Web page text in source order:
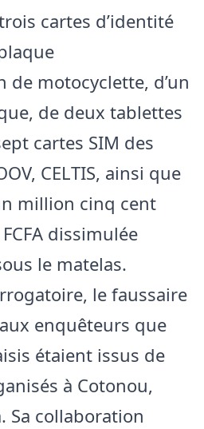
cartes d’identité
de motocyclette, d’un
de deux tablettes
cartes SIM des
CELTIS, ainsi que
million cinq cent
dissimulée
le matelas.
le faussaire
enquêteurs que
étaient issus de
à Cotonou,
Sa collaboration